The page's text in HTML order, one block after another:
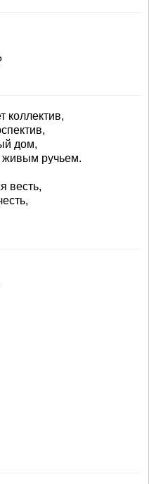
коллектив,
дом,
живым ручьем.
весть,